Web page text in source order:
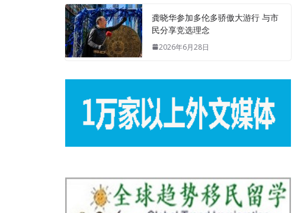
龚晓华参加多伦多骄傲大游行 与市
民分享竞选理念
2026年6月28日